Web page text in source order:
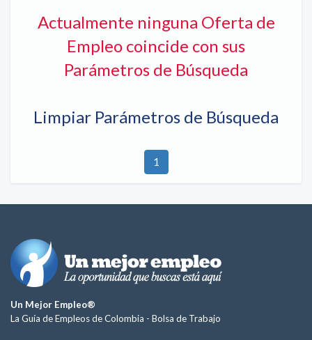
Actualmente ninguna Oferta de
Empleo coincide con sus
Parámetros de Búsqueda
Limpiar Parámetros de Búsqueda
1
Un Mejor Empleo®
La Guía de Empleos de Colombia - Bolsa de Trabajo